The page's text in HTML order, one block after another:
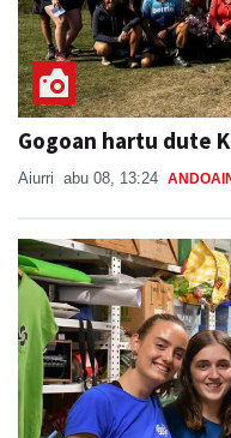
Gogoan hartu dute
Aiurri abu 08, 13:24